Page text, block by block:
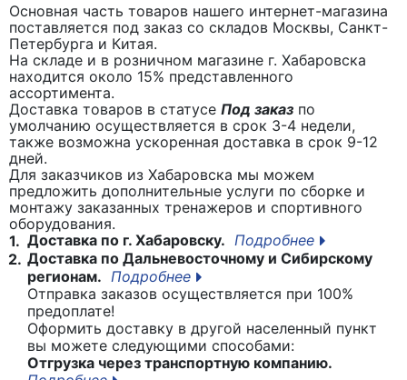
Основная часть товаров нашего интернет-магазина
поставляется под заказ со складов Москвы, Санкт-
Петербурга и Китая.
На складе и в розничном магазине г. Хабаровска
находится около 15% представленного
ассортимента.
Доставка товаров в статусе Под заказ по
умолчанию осуществляется в срок 3-4 недели,
также возможна ускоренная доставка в срок 9-12
дней.
Для заказчиков из Хабаровска мы можем
предложить дополнительные услуги по сборке и
монтажу заказанных тренажеров и спортивного
оборудования.
1. Доставка по г. Хабаровску. Подробнее
2. Доставка по Дальневосточному и Сибирскому
регионам. Подробнее
Отправка заказов осуществляется при 100%
предоплате!
Оформить доставку в другой населенный пункт
вы можете следующими способами:
Отгрузка через транспортную компанию.